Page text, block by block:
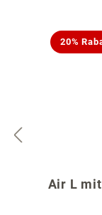
20%
Air L